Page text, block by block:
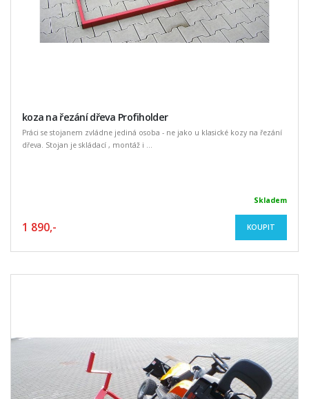
koza na řezání dřeva Profiholder
Práci se stojanem zvládne jediná osoba - ne jako u klasické kozy na řezání
dřeva. Stojan je skládací , montáž i ...
Skladem
1 890,- KOUPIT